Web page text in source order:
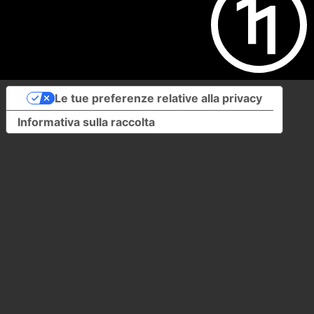
Informativa sulla raccolta
Le tue preferenze relative alla privacy